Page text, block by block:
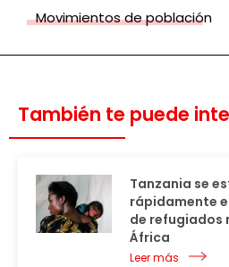
Movimientos de población
También te puede
Tanzania se
rápidamente
de refugiados
África
Leer más